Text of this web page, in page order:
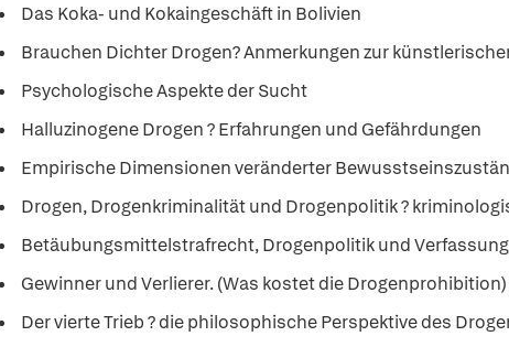
Das Koka- und Kokaingeschäft in Bolivien
Brauchen Dichter Drogen? Anmerkungen zur
Psychologische Aspekte der Sucht
Halluzinogene Drogen ? Erfahrungen und Gefährdungen
Empirische Dimensionen veränderter
Drogen, Drogenkriminalität und Drogenpolitik ?
Betäubungsmittelstrafrecht, Drogenpolitik und Verfassung
Gewinner und Verlierer. (Was kostet die
Der vierte Trieb ? die philosophische Perspektive des